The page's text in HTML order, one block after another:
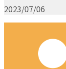
2023/07/06